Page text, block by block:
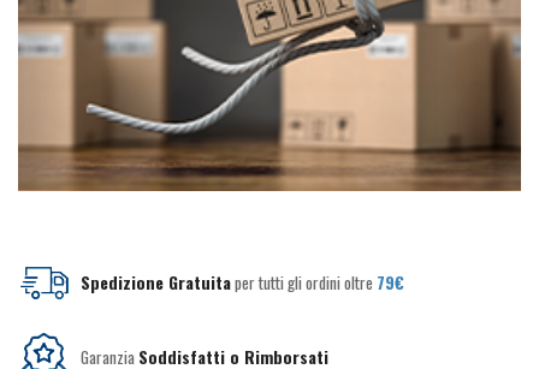
Spedizione Gratuitaper tutti gli ordini oltre 79€
Garanzia Soddisfatti o Rimborsati